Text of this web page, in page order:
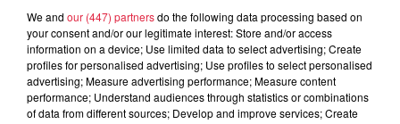
À découvrir également
We and our (447) partnersdo the following data processing based on
your consent and/or our legitimate interest: Store and/or access
information on a device; Use limited data to select advertising; Create
profiles for personalised advertising; Use profiles to select personalised
advertising; Measure advertising performance; Measure content
performance; Understand audiences through statistics or combinations
of data from different sources; Develop and improve services; Create